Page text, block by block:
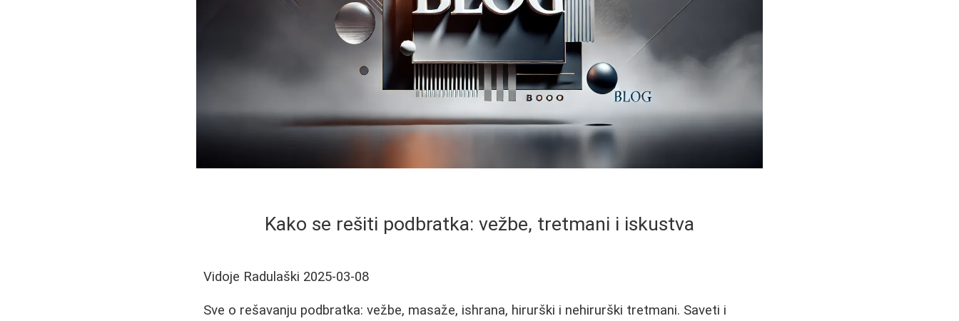
Kako se rešiti podbratka: vežbe, tretmani i iskustva
Vidoje Radulaški 2025-03-08
Sve o rešavanju podbratka: vežbe, masaže, ishrana, hirurški i nehirurški tretmani. Saveti i